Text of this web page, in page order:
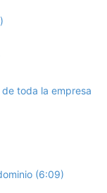
toda la empresa
(6:09)